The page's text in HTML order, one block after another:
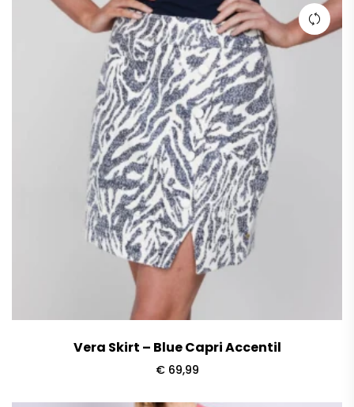
Vera Skirt – Blue Capri Accentil
€69,99